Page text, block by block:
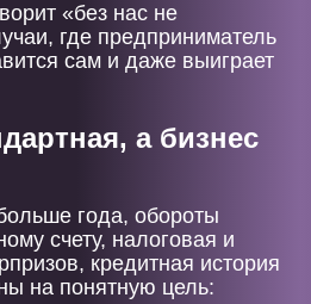
«без нас не
где предприниматель
сам и даже выиграет
а бизнес
года, обороты
счету, налоговая и
кредитная история
на понятную цель: